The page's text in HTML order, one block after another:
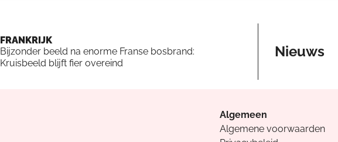
FRANKRIJK
Bijzonder beeld na enorme Franse bosbrand:
Kruisbeeld blijft fier overeind
Nieuws
Algemeen
Algemene voorwaarden